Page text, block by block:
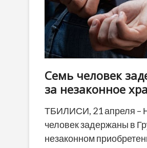
Семь человек
за незаконное
ТБИЛИСИ, 21 апреля –
человек задержаны в
незаконном